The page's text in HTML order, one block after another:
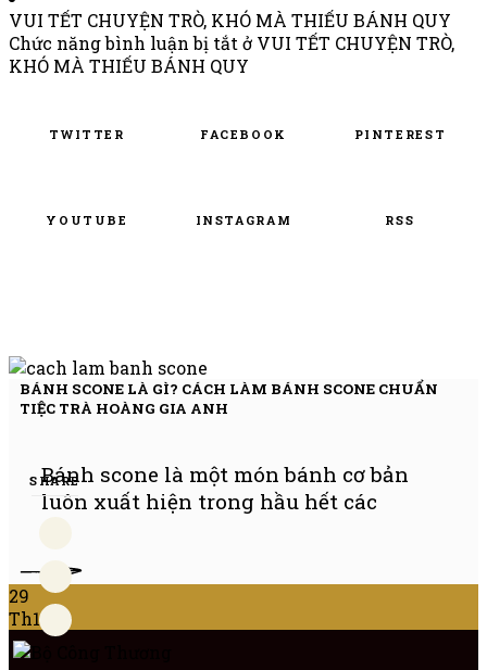
SHARE
VUI TẾT CHUYỆN TRÒ, KHÓ MÀ THIẾU BÁNH QUY
Chức năng bình luận bị tắtở VUI TẾT CHUYỆN TRÒ,
KHÓ MÀ THIẾU BÁNH QUY
TWITTER FACEBOOK PINTEREST
YOUTUBE INSTAGRAM RSS
BÁNH SCONE LÀ GÌ? CÁCH LÀM BÁNH SCONE CHUẨN
TIỆC TRÀ HOÀNG GIA ANH
Bánh scone là một món bánh cơ bản
luôn xuất hiện trong hầu hết các
29
Th11